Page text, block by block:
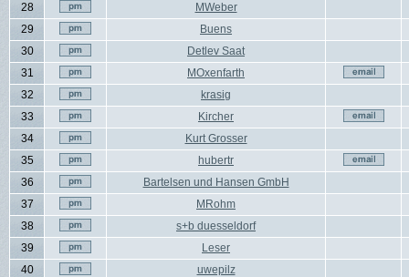
28
MWeber
29
Buens
30
Detlev Saat
31
MOxenfarth
32
krasig
33
Kircher
34
Kurt Grosser
35
hubertr
36
Bartelsen und Hansen GmbH
37
MRohm
38
s+b duesseldorf
39
Leser
40
uwepilz